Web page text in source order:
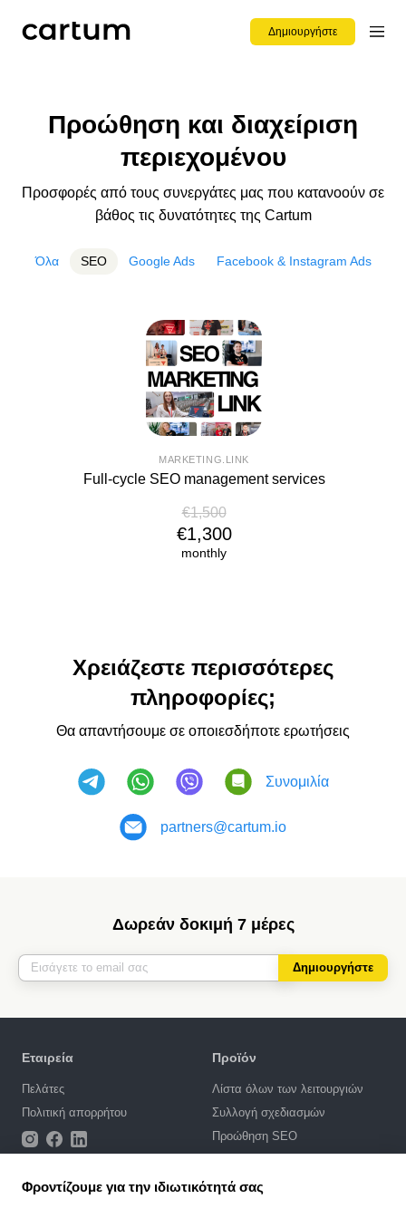
Δημιουργήστε
Προώθηση και διαχείριση
περιεχομένου
Προσφορές από τους συνεργάτες μας που κατανοούν σε
βάθος τις δυνατότητες της Cartum
Όλα SEO Google Ads Facebook & Instagram Ads
MARKETING.LINK
Full-cycle SEO management services
€1,500
€1,300
monthly
Χρειάζεστε περισσότερες
πληροφορίες;
Θα απαντήσουμε σε οποιεσδήποτε ερωτήσεις
Συνομιλία
partners@cartum.io
Δωρεάν δοκιμή 7 μέρες
Δημιουργήστε
Εταιρεία
Πελάτες
Πολιτική απορρήτου
Προϊόν
Λίστα όλων των λειτουργιών
Συλλογή σχεδιασμών
Προώθηση SEO
Τιμές
Φροντίζουμε για την ιδιωτικότητά σας